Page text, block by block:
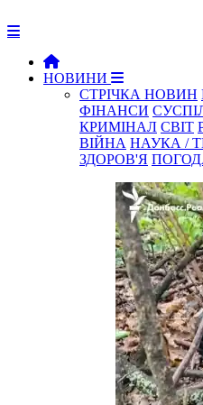
НОВИНИ
СТРІЧКА НОВИН
ФІНАНСИ
КРИМІНАЛ СВІТ
ВІЙНА НАУКА /
ЗДОРОВ'Я